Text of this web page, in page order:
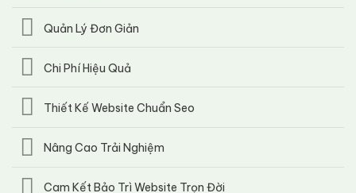
Quản Lý Đơn Giản
Chi Phí Hiệu Quả
Thiết Kế Website Chuẩn Seo
Nâng Cao Trải Nghiệm
Cam Kết Bảo Trì Website Trọn Đời